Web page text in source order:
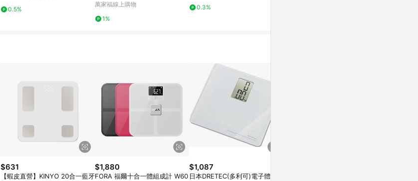
0.5%
萬家福線上購物
1%
0.3%
$631
【蝦皮直營】KINYO 20合一藍牙
$1,880
FORA 福爾十合一體組成計 W60
$1,087
日本DRETEC(多利可)電子體重計